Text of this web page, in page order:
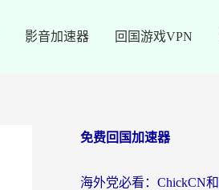
影音加速器 回国游戏VPN
免费回国加速器